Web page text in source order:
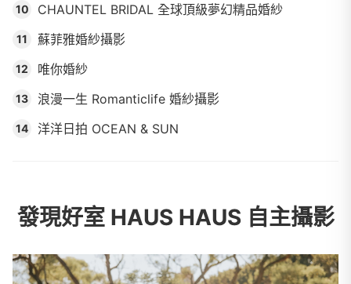
10 CHAUNTEL BRIDAL 全球頂級夢幻精品婚紗
11 蘇菲雅婚紗攝影
12 唯你婚紗
13 浪漫一生 Romanticlife 婚紗攝影
14 洋洋日拍 OCEAN & SUN
發現好室 HAUS HAUS 自主攝影